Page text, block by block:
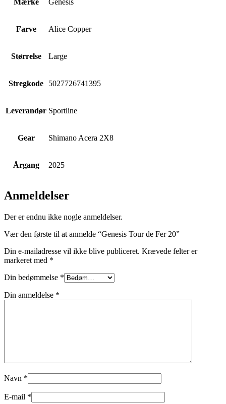
Farve Alice Copper
Størrelse Large
Stregkode 5027726741395
Leverandør Sportline
Gear Shimano Acera 2X8
Årgang 2025
Anmeldelser
Der er endnu ikke nogle anmeldelser.
Vær den første til at anmelde “Genesis Tour de Fer 20”
Din e-mailadresse vil ikke blive publiceret. Krævede felter er
markeret med *
Din bedømmelse *
Din anmeldelse *
Navn *
E-mail *